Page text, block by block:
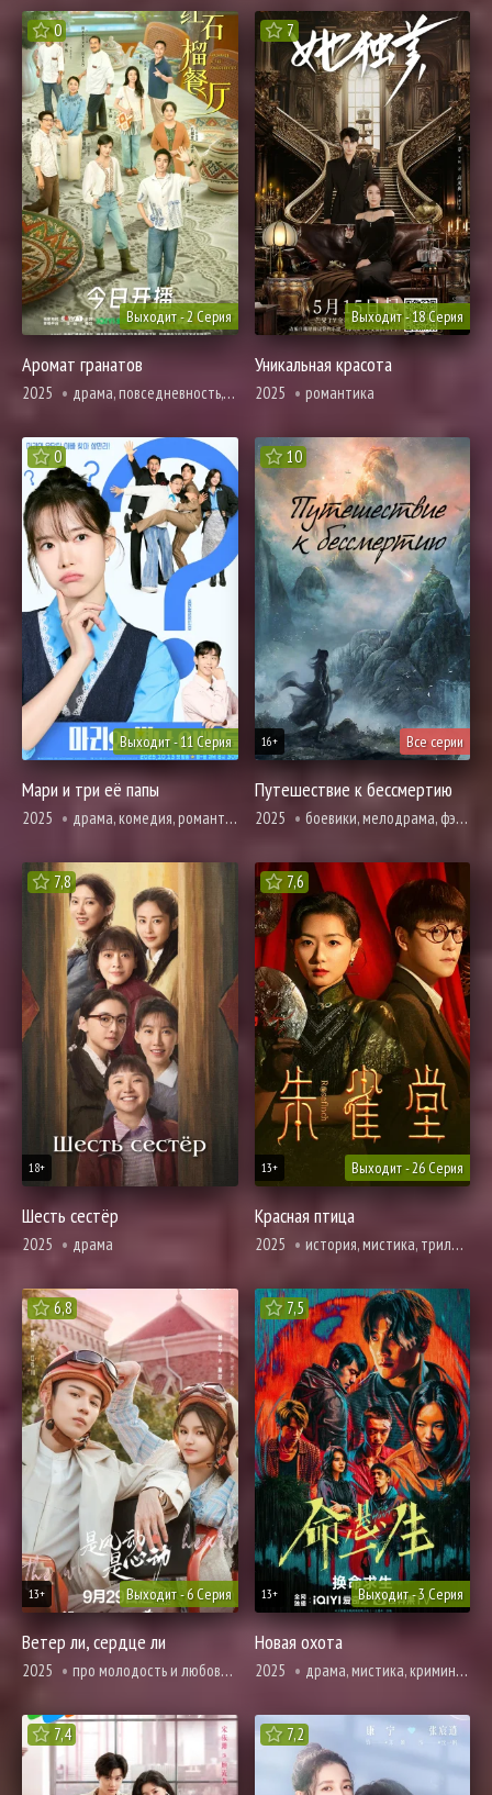
0
Выходит - 2 Серия
Аромат гранатов
2025 драма, повседневность, романтика
7
Выходит - 18 Серия
Уникальная красота
2025 романтика
0
Выходит - 11 Серия
Мари и три её папы
2025 драма, комедия, романтика
10
Все серии
16+
Путешествие к бессмертию
2025 боевики, мелодрама, фэнтези
7,8
18+
Шесть сестёр
2025 драма
7,6
Выходит - 26 Серия
13+
Красная птица
2025 история, мистика, триллер
6,8
Выходит - 6 Серия
13+
Ветер ли, сердце ли
2025 про молодость и любовь, романтика
7,5
Выходит - 3 Серия
13+
Новая охота
2025 драма, мистика, криминал, триллер
7,4 7,2